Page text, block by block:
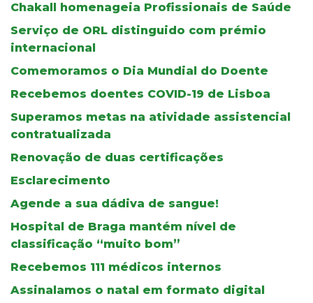
Chakall homenageia Profissionais de Saúde
Serviço de ORL distinguido com prémio
internacional
Comemoramos o Dia Mundial do Doente
Recebemos doentes COVID-19 de Lisboa
Superamos metas na atividade assistencial
contratualizada
Renovação de duas certificações
Esclarecimento
Agende a sua dádiva de sangue!
Hospital de Braga mantém nível de
classificação “muito bom”
Recebemos 111 médicos internos
Assinalamos o natal em formato digital